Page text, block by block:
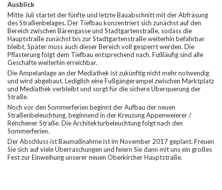
Ausblick
Mitte Juli startet der fünfte und letzte Bauabschnitt mit der Abfräsung
des Straßenbelages. Der Tiefbau konzentriert sich zunächst auf den
Bereich zwischen Bärengasse und Stadtgartenstraße, sodass die
Hauptstraße zunächst bis zur Stadtgartenstraße weiterhin befahrbar
bleibt. Später muss auch dieser Bereich voll gesperrt werden. Die
Pflasterung folgt dem Tiefbau entsprechend nach. Fußläufig sind alle
Geschäfte weiterhin erreichbar.
Die Ampelanlage an der Mediathek ist zukünftig nicht mehr notwendig
und wird abgebaut. Lediglich eine Fußgängerampel zwischen Marktplatz
und Mediathek verbleibt und sorgt für die sichere Überquerung der
Straße.
Noch vor den Sommerferien beginnt der Aufbau der neuen
Straßenbeleuchtung, beginnend in der Kreuzung Appenweierer /
Renchener Straße. Die Architekturbeleuchtung folgt nach den
Sommerferien.
Der Abschluss ist Baumaßnahme ist im November 2017 geplant. Freuen
Sie sich auf viele Überraschungen und feiern Sie dann mit uns ein großes
Fest zur Einweihung unserer neuen Oberkircher Hauptstraße.